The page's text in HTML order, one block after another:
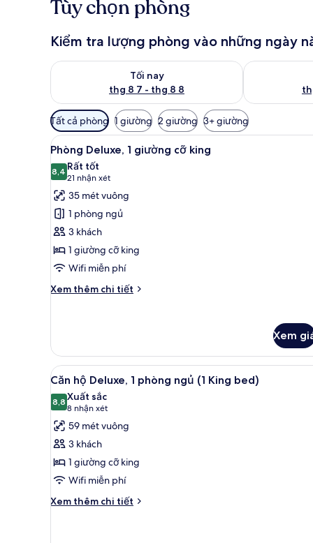
Tùy chọn phòng
Kiểm tra lượng phòng vào những ngày
Tối nay
thg 8 7 - thg 8 8
Kiểm tra lượng phòng tối nay từ thg 8 7 - thg 8 8
Kiểm tra
Bộ
lọc
có
thể
dùng
để
lọc
tìm
phòng
Tất cả phòng 1 giường 2 giường 3+ giường
Xem
tất
cả
ảnh
Phòng
Deluxe,
1
giường
cỡ
king
Phòng Deluxe, 1 giường cỡ
4
Phòng Deluxe, 1 giường cỡ king
8,48,4 trên 10
Rất tốt
21 nhận xét
(21
nhận
xét)
35 mét vuông
1 phòng ngủ
3 khách
1 giường cỡ king
Wifi miễn phí
Xem thêm chi tiết
Chi
Deluxe,
giường
cỡ
king
Xem
Xem
tất
cả
ảnh
Căn
hộ
Deluxe,
1
phòng
Căn hộ Deluxe, 1 phòng ngủ
4
Căn hộ Deluxe, 1 phòng ngủ (1 King bed)
8,88,8 trên 10
Xuất sắc
8 nhận xét
(8
nhận
xét)
59 mét vuông
3 khách
1 giường cỡ king
Wifi miễn phí
Xem thêm chi tiết
Chi